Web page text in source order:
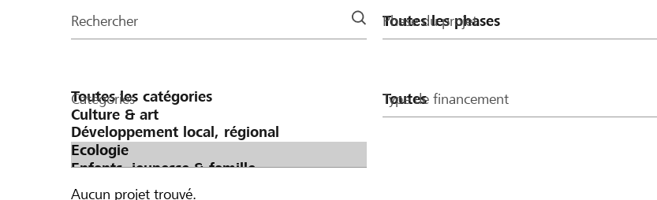
la
Rechercher Phase du projet
Catégories Type de financement
Aucun projet trouvé.